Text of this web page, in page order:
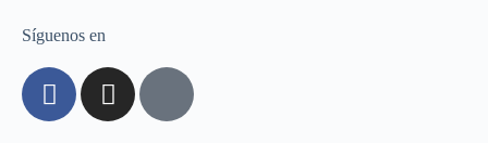
Síguenos en